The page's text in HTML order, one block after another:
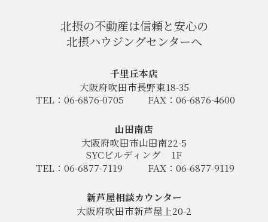
北摂の不動産は信頼と安心の
北摂ハウジングセンターへ
千里丘本店
大阪府吹田市長野東18-35
TEL：06-6876-0705
FAX：06-6876-4600
山田南店
大阪府吹田市山田南22-5
SYCビルディング
1F
TEL：06-6877-7119
FAX：06-6877-9119
新芦屋相談カウンター
大阪府吹田市新芦屋上20-2